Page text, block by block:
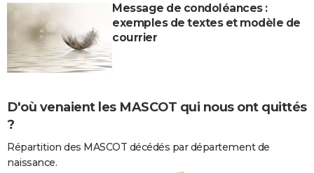
Message de condoléances :
exemples de textes et modèle de
courrier
D'où venaient les MASCOT qui nous ont quittés
?
Répartition des MASCOT décédés par département de
naissance.